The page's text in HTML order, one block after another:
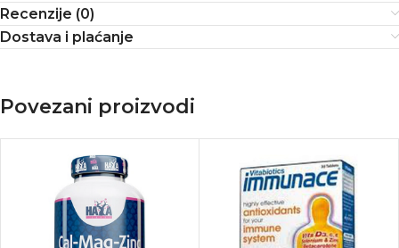
Recenzije (0)
Dostava i plaćanje
Povezani proizvodi